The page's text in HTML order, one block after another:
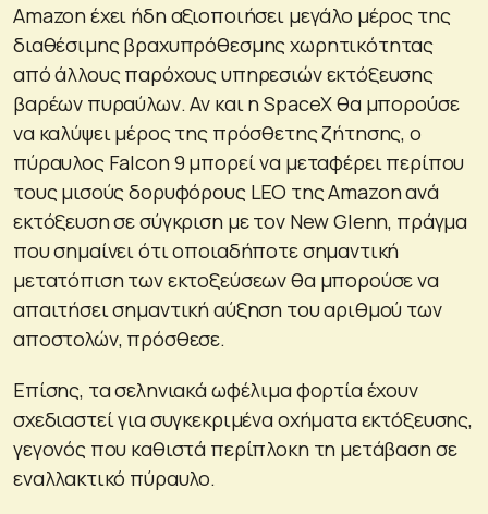
Amazon έχει ήδη αξιοποιήσει μεγάλο μέρος της
διαθέσιμης βραχυπρόθεσμης χωρητικότητας
από άλλους παρόχους υπηρεσιών εκτόξευσης
βαρέων πυραύλων. Αν και η SpaceX θα μπορούσε
να καλύψει μέρος της πρόσθετης ζήτησης, ο
πύραυλος Falcon 9 μπορεί να μεταφέρει περίπου
τους μισούς δορυφόρους LEO της Amazon ανά
εκτόξευση σε σύγκριση με τον New Glenn, πράγμα
που σημαίνει ότι οποιαδήποτε σημαντική
μετατόπιση των εκτοξεύσεων θα μπορούσε να
απαιτήσει σημαντική αύξηση του αριθμού των
αποστολών, πρόσθεσε.
Επίσης, τα σεληνιακά ωφέλιμα φορτία έχουν
σχεδιαστεί για συγκεκριμένα οχήματα εκτόξευσης,
γεγονός που καθιστά περίπλοκη τη μετάβαση σε
εναλλακτικό πύραυλο.